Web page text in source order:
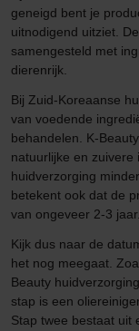
geneigd bent je
uitnodigend uitziet.
samengesteld met
dierenrijk.
Bij Zuid-Koreaanse
van voedende
behandelen. K-
natuurlijke en
huidverzorging
betekent ook dat de
van ongeveer 2-3 jaar.
Kijk dus naar de
het nog meegaat.
Beauty
stap is een
Stap twee bestaat uit